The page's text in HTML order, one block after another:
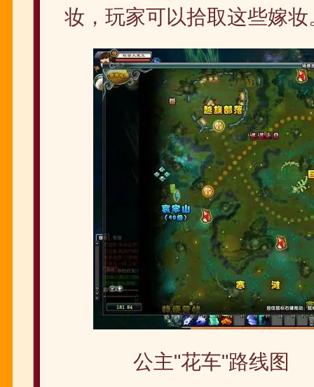
妆，玩家可以拾取这些嫁妆
公主"花车"路线图